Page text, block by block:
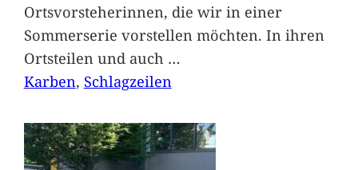
Ortsvorsteherinnen, die wir in einer
Sommerserie vorstellen möchten. In ihren
Ortsteilen und auch …
Karben, Schlagzeilen